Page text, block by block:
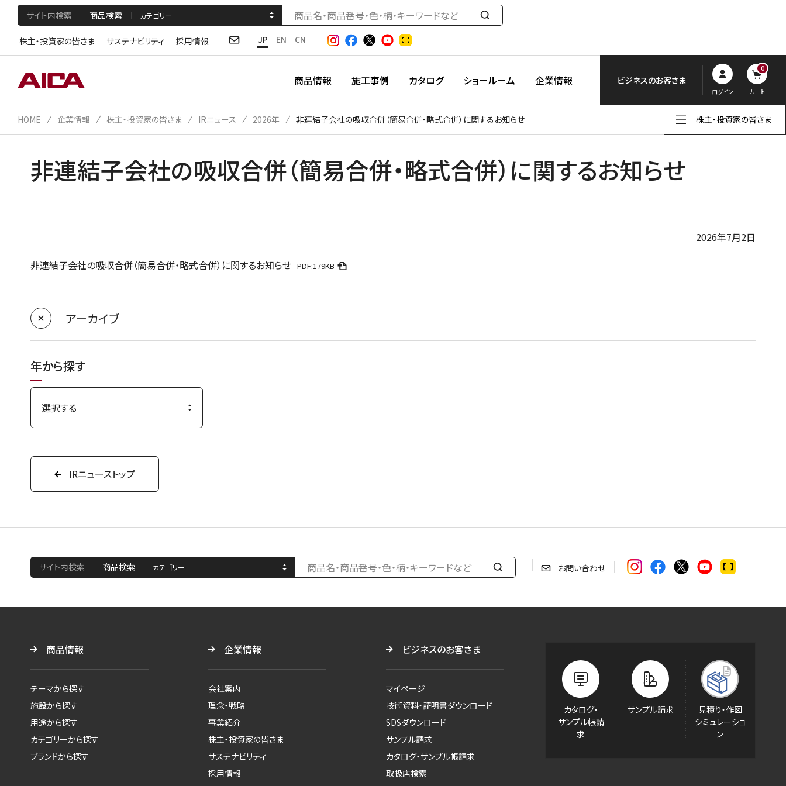
サイト内検索 商品検索
検
す
株主・投資家の皆さま サステナビリティ 採用情報 JP EN CN
商品情報 施工事例 カタログ ショールーム 企業情報 ビジネスのお客さま
ログイン
0
カート
株主・投資家の皆さま
HOME 企業情報 株主・投資家の皆さま IRニュース 2026年 非連結子会社の吸収合併（簡易合併・略式合併）に関するお知らせ
非連結子会社の吸収合併（簡易合併・略式合併）に関するお知らせ
2026年7月2日
非連結子会社の吸収合併（簡易合併・略式合併）に関するお知らせ PDF:179KB
アーカイブ
年から探す
IRニューストップ
サイト内検索 商品検索
検
す
お問い合わせ
商品情報
テーマから探す
施設から探す
用途から探す
カテゴリーから探す
ブランドから探す
企業情報
会社案内
理念・戦略
事業紹介
株主・投資家の皆さま
サステナビリティ
採用情報
ビジネスのお客さま
マイページ
技術資料・証明書ダウンロード
SDSダウンロード
サンプル請求
カタログ・サンプル帳請求
取扱店検索
カタログ・
サンプル帳請
求
サンプル請求
見積り・作図
シミュレーショ
ン